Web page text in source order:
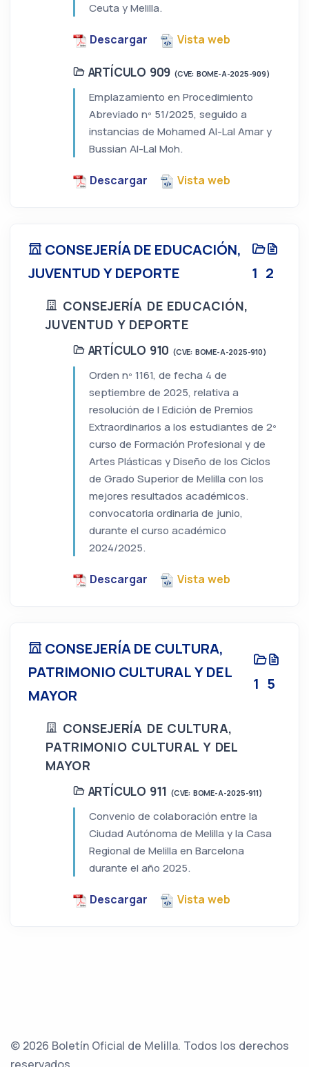
Ceuta y Melilla.
Descargar Vista web
ARTÍCULO 909 (CVE: BOME-A-2025-909)
Emplazamiento en Procedimiento
Abreviado nº 51/2025, seguido a
instancias de Mohamed Al-Lal Amar y
Bussian Al-Lal Moh.
Descargar Vista web
CONSEJERÍA DE EDUCACIÓN,
JUVENTUD Y DEPORTE
1 2
CONSEJERÍA DE EDUCACIÓN,
JUVENTUD Y DEPORTE
ARTÍCULO 910 (CVE: BOME-A-2025-910)
Orden nº 1161, de fecha 4 de
septiembre de 2025, relativa a
resolución de I Edición de Premios
Extraordinarios a los estudiantes de 2º
curso de Formación Profesional y de
Artes Plásticas y Diseño de los Ciclos
de Grado Superior de Melilla con los
mejores resultados académicos.
convocatoria ordinaria de junio,
durante el curso académico
2024/2025.
Descargar Vista web
CONSEJERÍA DE CULTURA,
PATRIMONIO CULTURAL Y DEL
MAYOR
1 5
CONSEJERÍA DE CULTURA,
PATRIMONIO CULTURAL Y DEL
MAYOR
ARTÍCULO 911 (CVE: BOME-A-2025-911)
Convenio de colaboración entre la
Ciudad Autónoma de Melilla y la Casa
Regional de Melilla en Barcelona
durante el año 2025.
Descargar Vista web
© 2026 Boletín Oficial de Melilla. Todos los derechos